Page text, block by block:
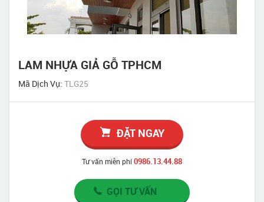
LAM NHỰA GIẢ GỖ TPHCM
Mã Dịch Vụ: TLG25
ĐẶT NGAY
Tư vấn miễn phí0986.13.44.88
GỌI TƯ VẤN